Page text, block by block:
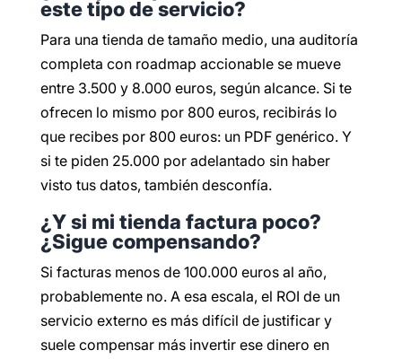
este tipo de servicio?
Para una tienda de tamaño medio, una auditoría
completa con roadmap accionable se mueve
entre 3.500 y 8.000 euros, según alcance. Si te
ofrecen lo mismo por 800 euros, recibirás lo
que recibes por 800 euros: un PDF genérico. Y
si te piden 25.000 por adelantado sin haber
visto tus datos, también desconfía.
¿Y si mi tienda factura poco?
¿Sigue compensando?
Si facturas menos de 100.000 euros al año,
probablemente no. A esa escala, el ROI de un
servicio externo es más difícil de justificar y
suele compensar más invertir ese dinero en